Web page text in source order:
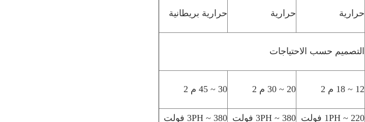
حرارية
حرارية
حرارية بريطانية
التصميم حسب الاحتياجات
12 ~ 18 م 2 20 ~ 30 م 2 30 ~ 45 م 2
1PH ~ 220 فولت 3PH ~ 380 فولت 3PH ~ 380 فولت